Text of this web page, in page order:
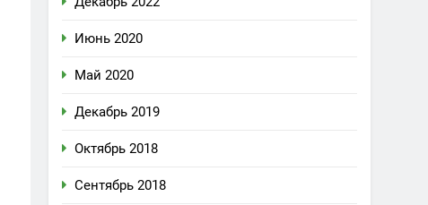
Июнь 2020
Май 2020
Декабрь 2019
Октябрь 2018
Сентябрь 2018